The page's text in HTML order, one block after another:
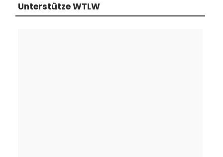
Unterstütze WTLW